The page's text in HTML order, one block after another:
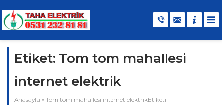
Etiket: Tom tom mahallesi
internet elektrik
Anasayfa » Tom tom mahallesi internet elektrikEtiketi